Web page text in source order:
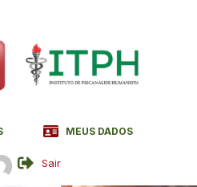
MEUS DADOS
Sair